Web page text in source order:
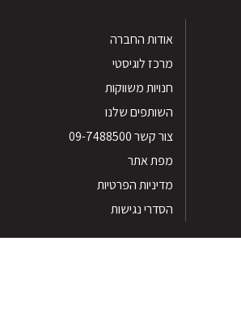
אודות החברה
מרכז לוגיסטי
חנויות משווקות
השותפים שלנו
צור קשר 09-7488500
מפת אתר
מדיניות הפרטיות
הסדרי נגישות